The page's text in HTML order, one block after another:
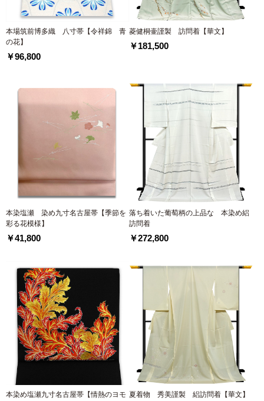
本場筑前博多織 八寸帯【令祥錦 青
の花】
￥96,800
菱健桐壷謹製 訪問着【華文】
￥181,500
本染塩瀬 染め九寸名古屋帯【季節を
彩る花模様】
￥41,800
落ち着いた葡萄柄の上品な 本染め絽
訪問着
￥272,800
本染め塩瀬九寸名古屋帯【情熱のヨモ 夏着物 秀美謹製 絽訪問着【華文】